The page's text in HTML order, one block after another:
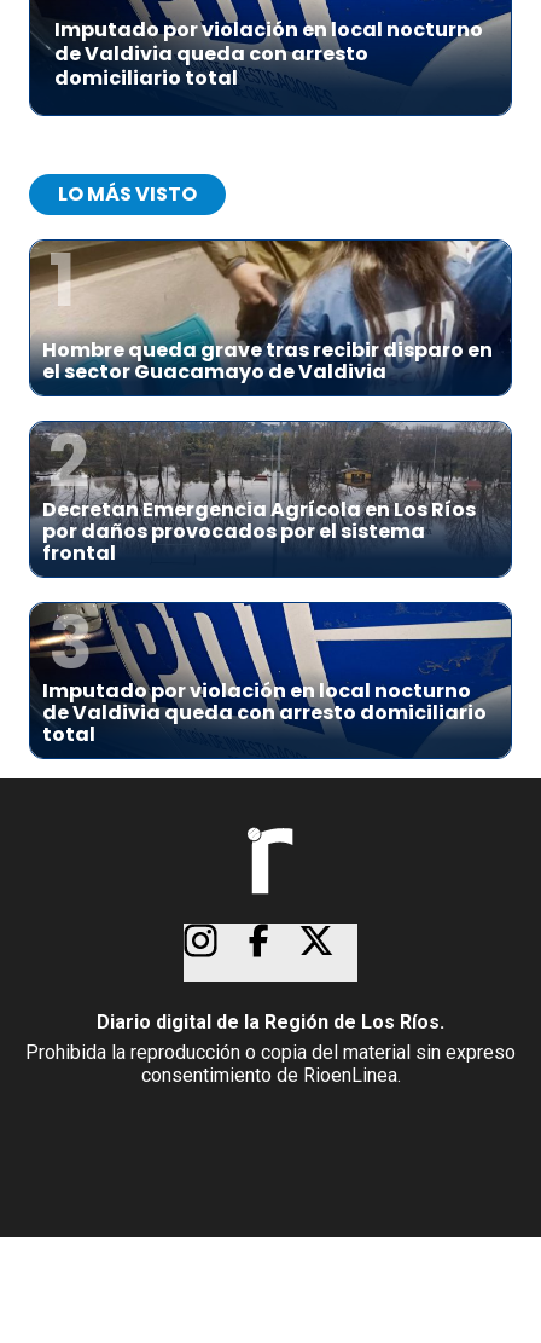
Imputado por violación en local nocturno
de Valdivia queda con arresto
domiciliario total
LO MÁS VISTO
1
Hombre queda grave tras recibir disparo en
el sector Guacamayo de Valdivia
2
Decretan Emergencia Agrícola en Los Ríos
por daños provocados por el sistema
frontal
3
Imputado por violación en local nocturno
de Valdivia queda con arresto domiciliario
total
Diario digital de la Región de Los Ríos.
Prohibida la reproducción o copia del material sin expreso
consentimiento de RioenLinea.